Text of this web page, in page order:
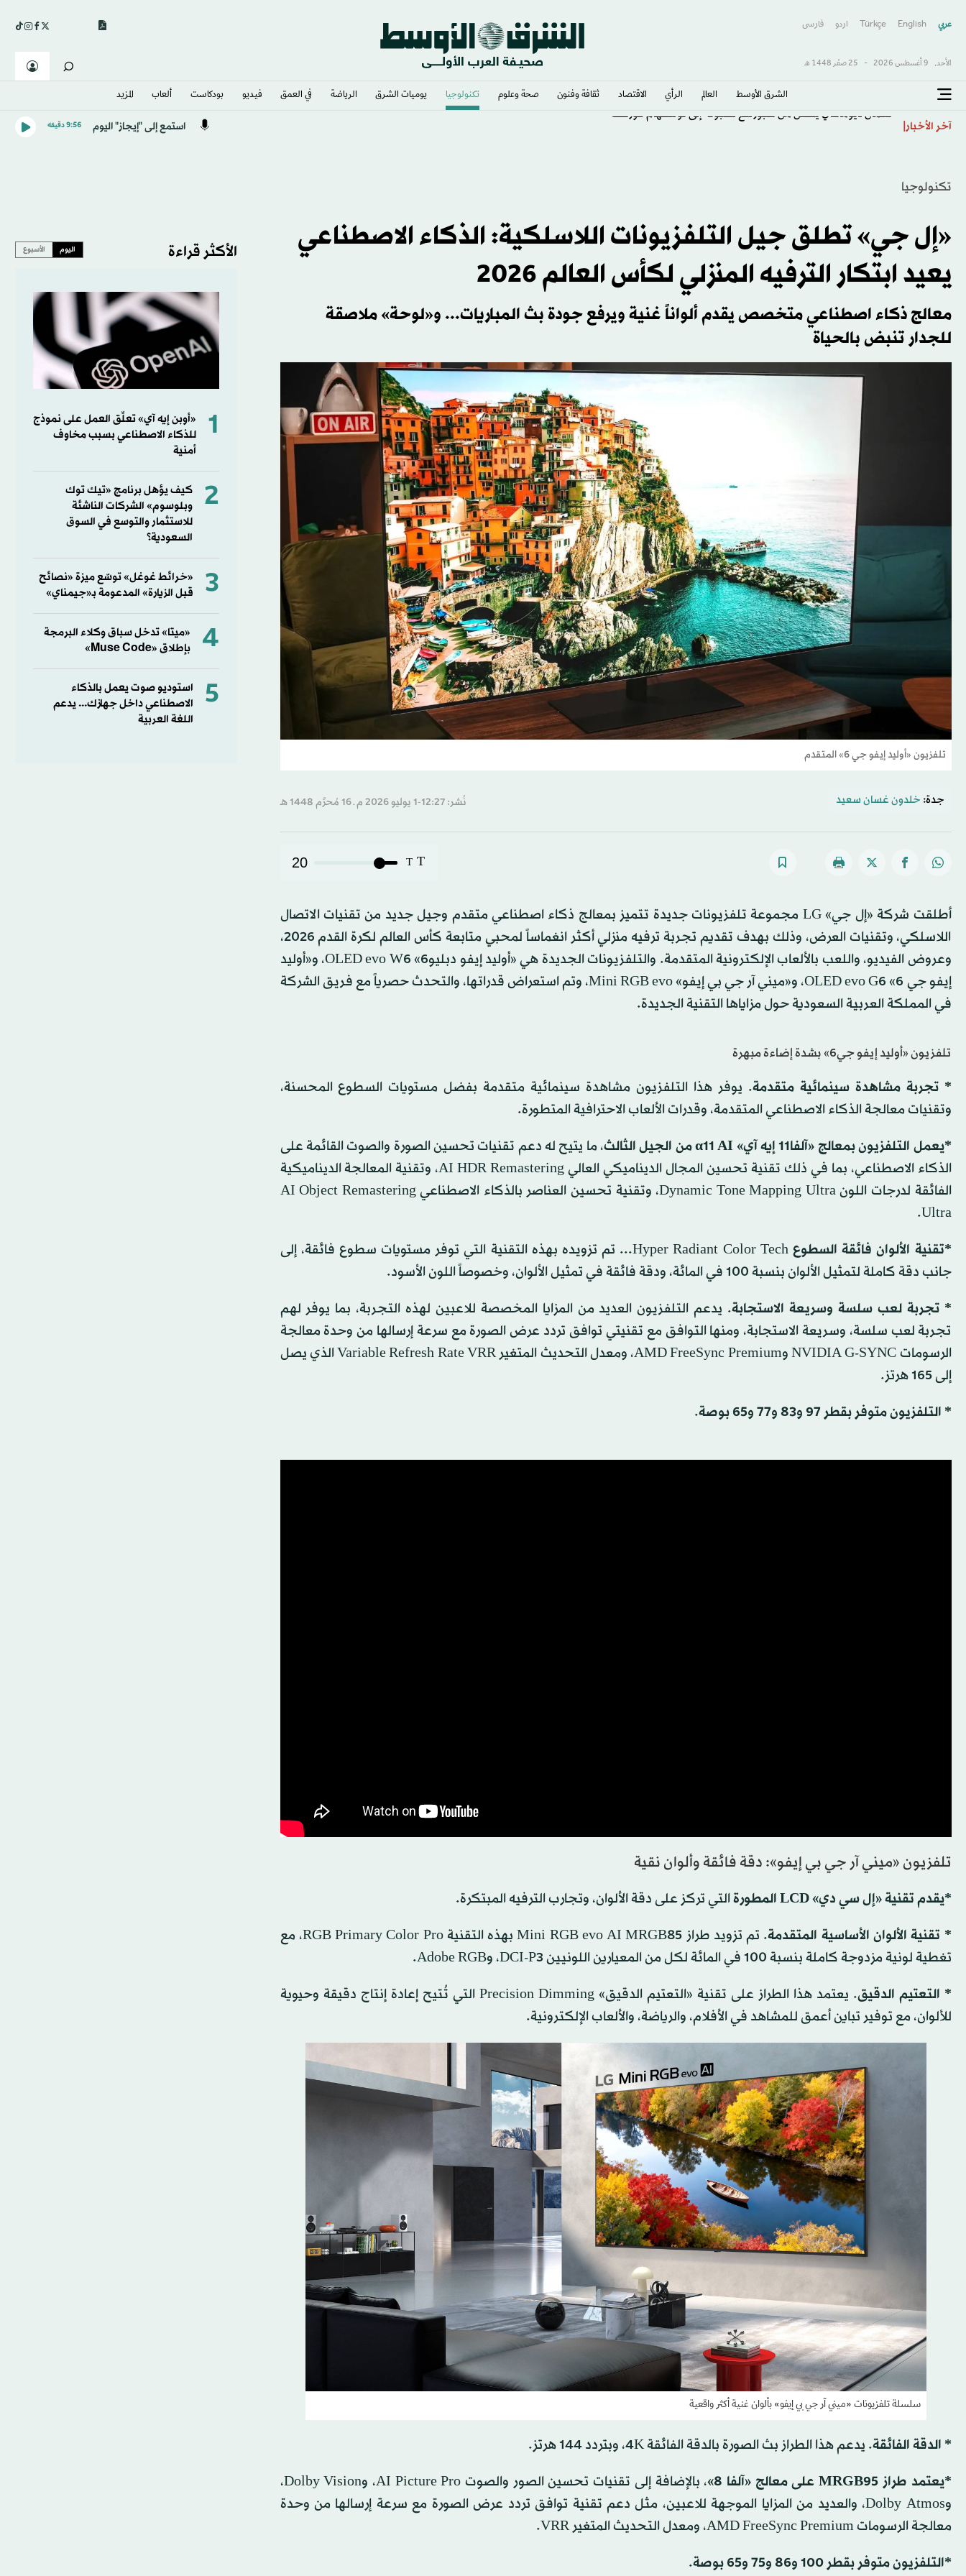
عربي English
Türkçe اردو فارسى
الأحد, 9 أغسطس 2026 - 25 صفَر 1448 هـ
الشرق الأوسط​ العالم الرأي الاقتصاد ثقافة وفنون صحة وعلوم تكنولوجيا يوميات الشرق​ الرياضة في العمق فيديو بودكاست ألعاب المزيد
آخر الأخبار عثمان ديوماندي ينتقل من سبورتنغ لشبونة إلى نوتنغهام فورست استمع إلى "إيجاز" اليوم 9:56 دقيقه
تكنولوجيا
«إل جي» تطلق جيل التلفزيونات اللاسلكية: الذكاء الاصطناعي
يعيد ابتكار الترفيه المنزلي لكأس العالم 2026
معالج ذكاء اصطناعي متخصص يقدم ألواناً غنية ويرفع جودة بث المباريات... و«لوحة» ملاصقة
للجدار تنبض بالحياة
تلفزيون «أوليد إيفو جي 6» المتقدم
جدة: خلدون غسان سعيد نُشر: 12:27-1 يوليو 2026 م ـ 16 مُحرَّم 1448 هـ
T
T
20
أطلقت شركة «إل جي» LG مجموعة تلفزيونات جديدة تتميز بمعالج ذكاء اصطناعي متقدم وجيل جديد من تقنيات الاتصال
اللاسلكي، وتقنيات العرض، وذلك بهدف تقديم تجربة ترفيه منزلي أكثر انغماساً لمحبي متابعة كأس العالم لكرة القدم 2026،
وعروض الفيديو، واللعب بالألعاب الإلكترونية المتقدمة. والتلفزيونات الجديدة هي «أوليد إيفو دبليو6» OLED evo W6، و«أوليد
إيفو جي 6» OLED evo G6، و«ميني آر جي بي إيفو» Mini RGB evo، وتم استعراض قدراتها، والتحدث حصرياً مع فريق الشركة
في المملكة العربية السعودية حول مزاياها التقنية الجديدة.
تلفزيون «أوليد إيفو جي6» بشدة إضاءة مبهرة
* تجربة مشاهدة سينمائية متقدمة. يوفر هذا التلفزيون مشاهدة سينمائية متقدمة بفضل مستويات السطوع المحسنة،
وتقنيات معالجة الذكاء الاصطناعي المتقدمة، وقدرات الألعاب الاحترافية المتطورة.
*يعمل التلفزيون بمعالج «آلفا11 إيه آي» α11 AI من الجيل الثالث
، ما يتيح له دعم تقنيات تحسين الصورة والصوت القائمة على
الذكاء الاصطناعي، بما في ذلك تقنية تحسين المجال الديناميكي العالي AI HDR Remastering، وتقنية المعالجة الديناميكية
الفائقة لدرجات اللون Dynamic Tone Mapping Ultra، وتقنية تحسين العناصر بالذكاء الاصطناعي AI Object Remastering
Ultra.
*تقنية الألوان فائقة السطوع
Hyper Radiant Color Tech... تم تزويده بهذه التقنية التي توفر مستويات سطوع فائقة، إلى
جانب دقة كاملة لتمثيل الألوان بنسبة 100 في المائة، ودقة فائقة في تمثيل الألوان، وخصوصاً اللون الأسود.
* تجربة لعب سلسة وسريعة الاستجابة. يدعم التلفزيون العديد من المزايا المخصصة للاعبين لهذه التجربة، بما يوفر لهم
تجربة لعب سلسة، وسريعة الاستجابة، ومنها التوافق مع تقنيتي توافق تردد عرض الصورة مع سرعة إرسالها من وحدة معالجة
الرسومات NVIDIA G-SYNC وAMD FreeSync Premium، ومعدل التحديث المتغير Variable Refresh Rate VRR الذي يصل
إلى 165 هرتز.
* التلفزيون متوفر بقطر 97 و83 و77 و65 بوصة
.
تلفزيون «ميني آر جي بي إيفو»: دقة فائقة وألوان نقية
*يقدم تقنية «إل سي دي» LCD المطورة
التي تركز على دقة الألوان، وتجارب الترفيه المبتكرة.
* تقنية الألوان الأساسية المتقدمة
. تم تزويد طراز Mini RGB evo AI MRGB85 بهذه التقنية RGB Primary Color Pro، مع
تغطية لونية مزدوجة كاملة بنسبة 100 في المائة لكل من المعيارين اللونيين DCI-P3، وAdobe RGB.
* التعتيم الدقيق
. يعتمد هذا الطراز على تقنية «التعتيم الدقيق» Precision Dimming التي تُتيح إعادة إنتاج دقيقة وحيوية
للألوان، مع توفير تباين أعمق للمشاهد في الأفلام، والرياضة، والألعاب الإلكترونية.
سلسلة تلفزيونات «ميني آر جي بي إيفو» بألوان غنية أكثر واقعية
* الدقة الفائقة. يدعم هذا الطراز بث الصورة بالدقة الفائقة 4K، وبتردد 144 هرتز.
*يعتمد طراز MRGB95 على معالج «آلفا 8»
، بالإضافة إلى تقنيات تحسين الصور والصوت AI Picture Pro، وDolby Vision،
وDolby Atmos، والعديد من المزايا الموجهة للاعبين، مثل دعم تقنية توافق تردد عرض الصورة مع سرعة إرسالها من وحدة
معالجة الرسومات AMD FreeSync Premium، ومعدل التحديث المتغير VRR.
*التلفزيون متوفر بقطر 100 و86 و75 و65 بوصة
.
الأكثر قراءة اليوم الأسبوع
1
«أوبن إيه آي» تعلِّق العمل على نموذج
للذكاء الاصطناعي بسبب مخاوف
أمنية
2
كيف يؤهل برنامج «تيك توك
وبلوسوم» الشركات الناشئة
للاستثمار والتوسع في السوق
السعودية؟
3
«خرائط غوغل» توسّع ميزة «نصائح
قبل الزيارة» المدعومة بـ«جيمناي»
4
«ميتا» تدخل سباق وكلاء البرمجة
بإطلاق «Muse Code»
5
استوديو صوت يعمل بالذكاء
الاصطناعي داخل جهازك... يدعم
اللغة العربية